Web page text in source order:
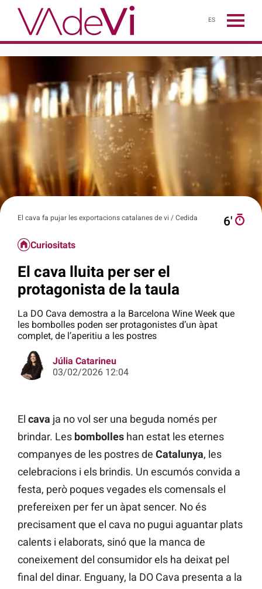
ES
El cava fa pujar les exportacions catalanes de vi / Cedida 6′
Curiositats
El cava lluita per ser el
protagonista de la taula
La DO Cava demostra a la Barcelona Wine Week que
les bombolles poden ser protagonistes d’un àpat
complet, de l’aperitiu a les postres
Júlia Catarineu
03/02/2026 12:04
El cava ja no vol ser una beguda només per
brindar. Les bombolles han estat les eternes
companyes de les postres de Catalunya, les
celebracions i els brindis. Un escumós convida a
festa, però poques vegades els comensals el
prefereixen per fer un àpat sencer. No és
precisament que el cava no pugui aguantar plats
calents i elaborats, sinó que la manca de
coneixement del consumidor els ha deixat pel
final del dinar. Enguany, la DO Cava presenta a la